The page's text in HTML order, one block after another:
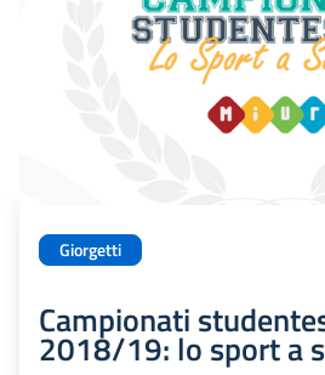
Giorgetti
Campionati
2018/19: lo sport a